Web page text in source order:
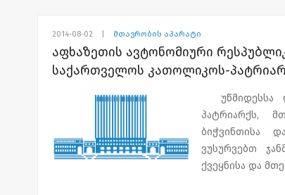
2014-08-02 მთავრობის აპარატი
აფხაზეთის ავტონომიური
საქართველოს კათოლიკოს-
უწმიდესსა
პატრიარქს,
ბიჭვინთისა
ვუსურვებთ
ქვეყნისა და